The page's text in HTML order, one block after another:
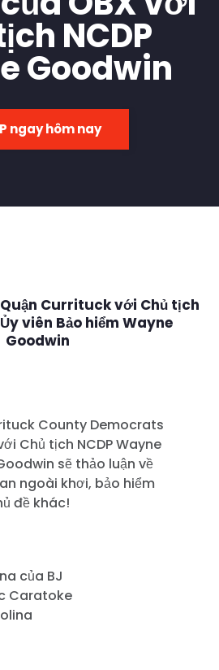
NCDP
Goodwin
ngay hôm nay
Currituck với Chủ tịch
viên Bảo hiểm Wayne
Goodwin
County Democrats
Chủ tịch NCDP Wayne
sẽ thảo luận về
ngoài khơi, bảo hiểm
đề khác!
của BJ
Caratoke